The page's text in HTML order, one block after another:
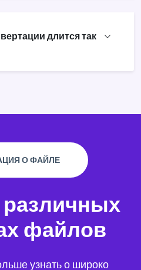
длится так
О ФАЙЛЕ
различных
файлов
узнать о широко